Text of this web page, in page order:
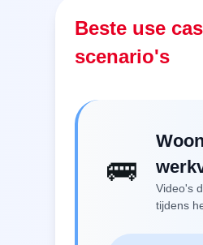
Beste use
scenario's
🚌
Video's
tijdens